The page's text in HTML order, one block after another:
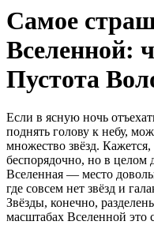
Самое
Вселенной:
Пустота
Если в ясную ночь
поднять голову к небу,
множество звёзд.
беспорядочно, но в
Вселенная — место
где совсем нет звёзд и
Звёзды, конечно,
масштабах Вселенной это